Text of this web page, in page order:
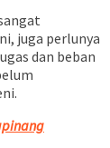
juga perlunya
dan beban